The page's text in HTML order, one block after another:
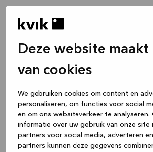
Deze website
van cookies
We gebruiken cookies om content en
personaliseren, om functies voor social
en om ons websiteverkeer te analyseren.
informatie over uw gebruik van onze site
partners voor social media, adverteren en
partners kunnen deze gegevens